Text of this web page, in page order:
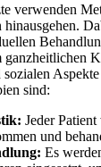
verwenden
Aspekte
sind:
Jeder
und
Es